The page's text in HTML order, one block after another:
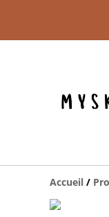
Accueil /